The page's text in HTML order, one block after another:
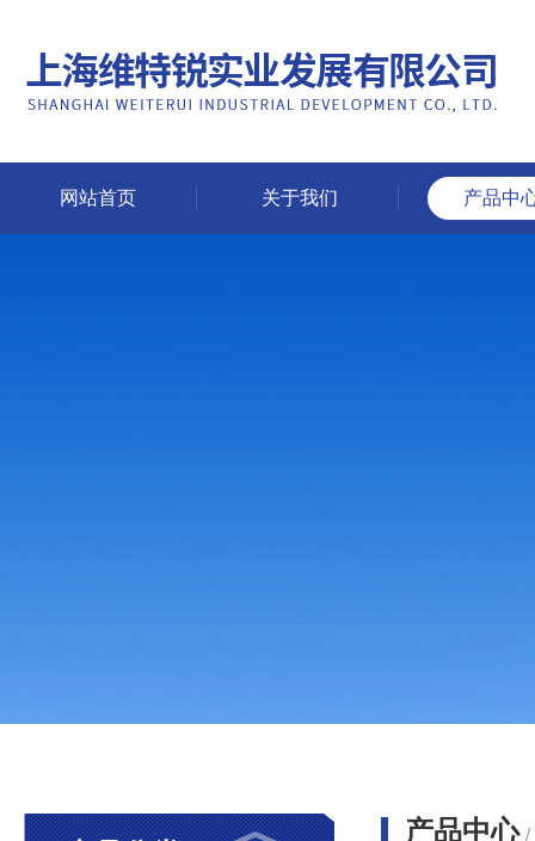
网站首页 关于我们 产品中
产品中心 /